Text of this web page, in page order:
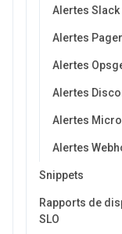
Alertes Slack
Alertes
Alertes
Alertes
Alertes
Alertes
Snippets
Rapports de
SLO